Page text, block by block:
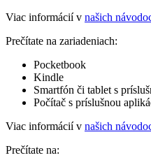
Viac informácií v našich
Prečítate na zariadeniach:
Pocketbook
Kindle
Smartfón či tablet s
Počítač s príslušnou
Viac informácií v našich
Prečítate na: